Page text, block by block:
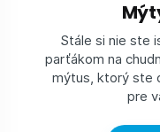
Stále si nie ste
parťákom na
mýtus, ktorý ste
pre